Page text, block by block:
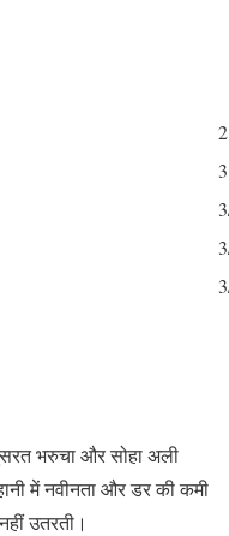
भरुचा और सोहा अली
में नवीनता और डर की कमी
उतरती।